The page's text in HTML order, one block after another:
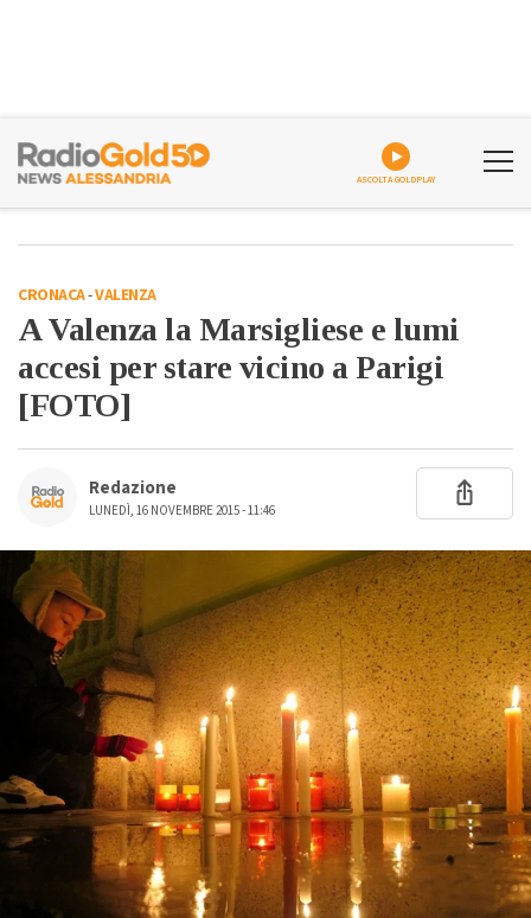
ASCOLTA GOLDPLAY
CRONACA-VALENZA
A Valenza la Marsigliese e lumi
accesi per stare vicino a Parigi
[FOTO]
Redazione
LUNEDÌ, 16 NOVEMBRE 2015 - 11:46